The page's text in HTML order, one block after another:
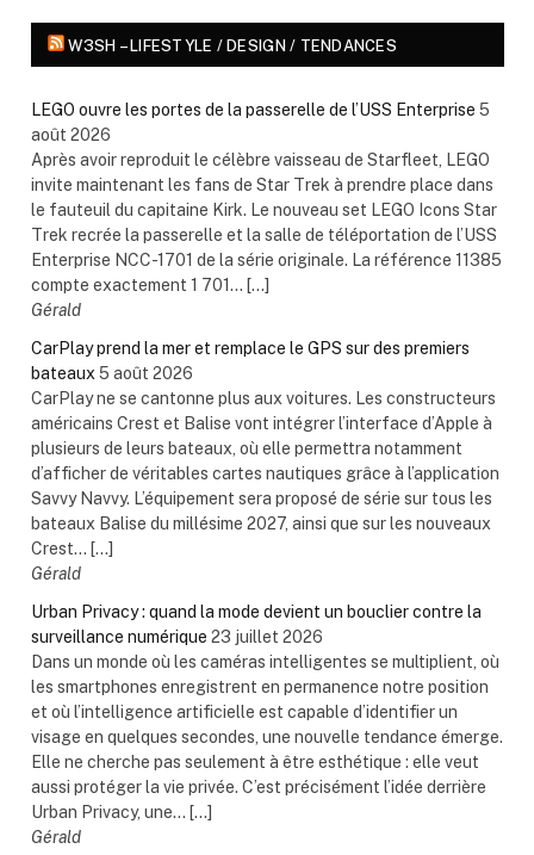
W3SH – LIFESTYLE / DESIGN / TENDANCES
LEGO ouvre les portes de la passerelle de l’USS Enterprise 5
août 2026
Après avoir reproduit le célèbre vaisseau de Starfleet, LEGO
invite maintenant les fans de Star Trek à prendre place dans
le fauteuil du capitaine Kirk. Le nouveau set LEGO Icons Star
Trek recrée la passerelle et la salle de téléportation de l’USS
Enterprise NCC-1701 de la série originale. La référence 11385
compte exactement 1 701... […]
Gérald
CarPlay prend la mer et remplace le GPS sur des premiers
bateaux5 août 2026
CarPlay ne se cantonne plus aux voitures. Les constructeurs
américains Crest et Balise vont intégrer l’interface d’Apple à
plusieurs de leurs bateaux, où elle permettra notamment
d’afficher de véritables cartes nautiques grâce à l’application
Savvy Navvy. L’équipement sera proposé de série sur tous les
bateaux Balise du millésime 2027, ainsi que sur les nouveaux
Crest... […]
Gérald
Urban Privacy : quand la mode devient un bouclier contre la
surveillance numérique 23 juillet 2026
Dans un monde où les caméras intelligentes se multiplient, où
les smartphones enregistrent en permanence notre position
et où l’intelligence artificielle est capable d’identifier un
visage en quelques secondes, une nouvelle tendance émerge.
Elle ne cherche pas seulement à être esthétique : elle veut
aussi protéger la vie privée. C’est précisément l’idée derrière
Urban Privacy, une... […]
Gérald